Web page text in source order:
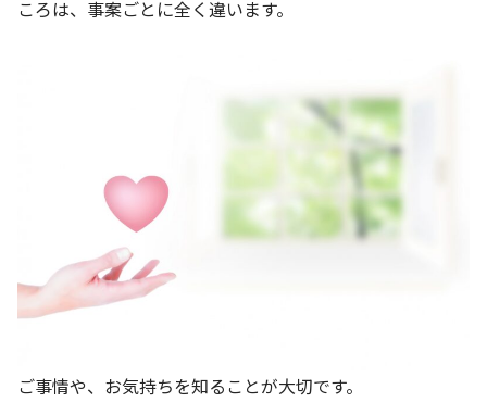
ころは、事案ごとに全く違います。
ご事情や、お気持ちを知ることが大切です。